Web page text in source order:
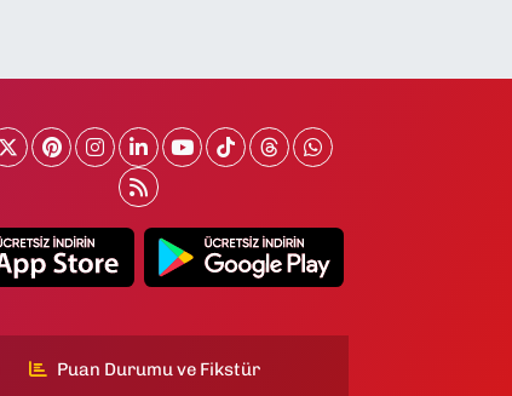
Puan Durumu ve Fikstür